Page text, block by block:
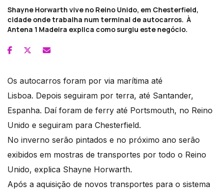
Shayne Horwarth vive no Reino Unido, em Chesterfield,
cidade onde trabalha num terminal de autocarros. À
Antena 1 Madeira explica como surgiu este negócio.
Os autocarros foram por via marítima até
Lisboa. Depois seguiram por terra, até Santander,
Espanha. Daí foram de ferry até Portsmouth, no Reino
Unido e seguiram para Chesterfield.
No inverno serão pintados e no próximo ano serão
exibidos em mostras de transportes por todo o Reino
Unido, explica Shayne Horwarth.
Após a aquisição de novos transportes para o sistema